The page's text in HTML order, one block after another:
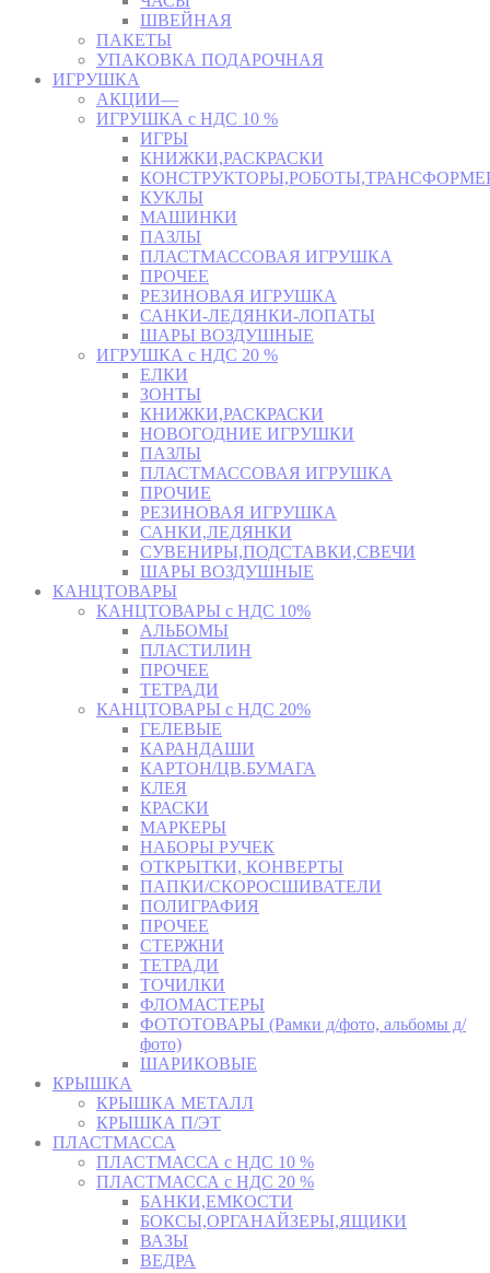
ШВЕЙНАЯ
ПАКЕТЫ
УПАКОВКА ПОДАРОЧНАЯ
ИГРУШКА
АКЦИИ—
ИГРУШКА с НДС 10 %
ИГРЫ
КНИЖКИ,РАСКРАСКИ
КУКЛЫ
МАШИНКИ
ПАЗЛЫ
ПЛАСТМАССОВАЯ ИГРУШКА
ПРОЧЕЕ
РЕЗИНОВАЯ ИГРУШКА
САНКИ-ЛЕДЯНКИ-ЛОПАТЫ
ШАРЫ ВОЗДУШНЫЕ
ИГРУШКА с НДС 20 %
ЕЛКИ
ЗОНТЫ
КНИЖКИ,РАСКРАСКИ
НОВОГОДНИЕ ИГРУШКИ
ПАЗЛЫ
ПЛАСТМАССОВАЯ ИГРУШКА
ПРОЧИЕ
РЕЗИНОВАЯ ИГРУШКА
САНКИ,ЛЕДЯНКИ
СУВЕНИРЫ,ПОДСТАВКИ,СВЕЧИ
ШАРЫ ВОЗДУШНЫЕ
КАНЦТОВАРЫ
КАНЦТОВАРЫ с НДС 10%
АЛЬБОМЫ
ПЛАСТИЛИН
ПРОЧЕЕ
ТЕТРАДИ
КАНЦТОВАРЫ с НДС 20%
ГЕЛЕВЫЕ
КАРАНДАШИ
КАРТОН/ЦВ.БУМАГА
КЛЕЯ
КРАСКИ
МАРКЕРЫ
НАБОРЫ РУЧЕК
ОТКРЫТКИ, КОНВЕРТЫ
ПАПКИ/СКОРОСШИВАТЕЛИ
ПОЛИГРАФИЯ
ПРОЧЕЕ
СТЕРЖНИ
ТЕТРАДИ
ТОЧИЛКИ
ФЛОМАСТЕРЫ
ФОТОТОВАРЫ (Рамки д/фото, альбомы д/
фото)
ШАРИКОВЫЕ
КРЫШКА
КРЫШКА МЕТАЛЛ
КРЫШКА П/ЭТ
ПЛАСТМАССА
ПЛАСТМАССА с НДС 10 %
ПЛАСТМАССА с НДС 20 %
БАНКИ,ЕМКОСТИ
БОКСЫ,ОРГАНАЙЗЕРЫ,ЯЩИКИ
ВАЗЫ
ВЕДРА